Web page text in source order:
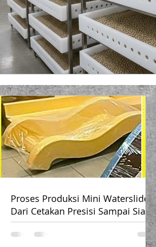
Proses Produksi Mini Waterslide –
Dari Cetakan Presisi Sampai Siap
Bikin Anak-anak Heboh!